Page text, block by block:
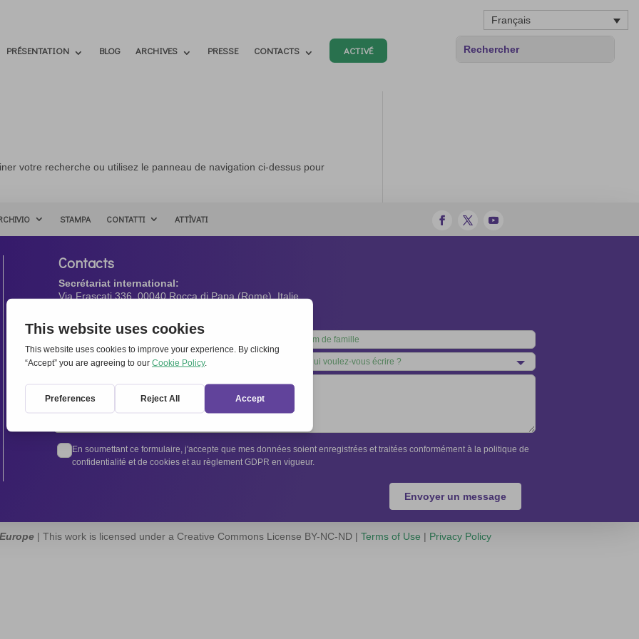
Français
PRÉSENTATION BLOG ARCHIVES PRESSE CONTACTS ACTIVÉ
votre recherche ou utilisez le panneau de navigation ci-dessus pour
STAMPA CONTATTI ATTÌVATI
Contacts
Secrétariat international:
Via Frascati 336, 00040 Rocca di Papa (Rome), Italie
Leave
this
field
En soumettant ce formulaire, j'accepte que mes données soient enregistrées et traitées conformément à la politique de
confidentialité et de cookies et au règlement GDPR en vigueur.
Envoyer un message
| This work is licensed under a Creative Commons License BY-NC-ND | Terms of Use | Privacy Policy